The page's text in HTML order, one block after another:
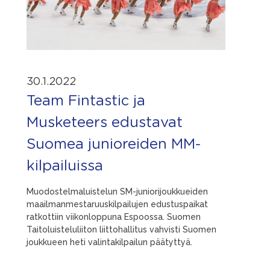
30.1.2022
Team Fintastic ja
Musketeers edustavat
Suomea junioreiden MM-
kilpailuissa
Muodostelmaluistelun SM-juniorijoukkueiden
maailmanmestaruuskilpailujen edustuspaikat
ratkottiin viikonloppuna Espoossa. Suomen
Taitoluisteluliiton liittohallitus vahvisti Suomen
joukkueen heti valintakilpailun päätyttyä.